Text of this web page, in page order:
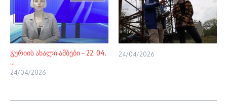
გურიის ახალი ამბები – 22. 04.
...
24/04/2026
24/04/2026